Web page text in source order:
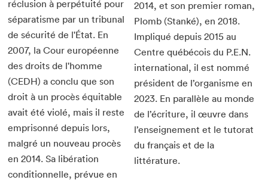
réclusion à perpétuité pour
séparatisme par un tribunal
de sécurité de l'État. En
2007, la Cour européenne
des droits de l'homme
(CEDH) a conclu que son
droit à un procès équitable
avait été violé, mais il reste
emprisonné depuis lors,
malgré un nouveau procès
en 2014. Sa libération
conditionnelle, prévue en
2014, et son premier roman,
Plomb (Stanké), en 2018.
Impliqué depuis 2015 au
Centre québécois du P.E.N.
international, il est nommé
président de l’organisme en
2023. En parallèle au monde
de l’écriture, il œuvre dans
l’enseignement et le tutorat
du français et de la
littérature.